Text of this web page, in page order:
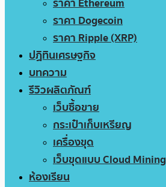
ราคา Dogecoin
ราคา Ripple (XRP)
ปฏิทินเศรษฐกิจ
บทความ
รีวิวผลิตภัณฑ์
เว็บซื้อขาย
กระเป๋าเก็บเหรียญ
เครื่องขุด
เว็บขุดแบบ Cloud Mining
ห้องเรียน